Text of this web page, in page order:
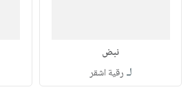
نبض
لـ رقية اشقر